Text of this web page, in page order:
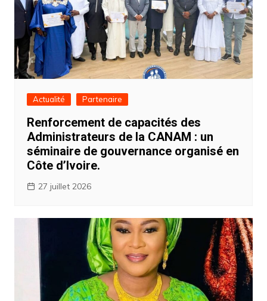
Actualité Partenaire
Renforcement de capacités des
Administrateurs de la CANAM : un
séminaire de gouvernance organisé en
Côte d’Ivoire.
27 juillet 2026